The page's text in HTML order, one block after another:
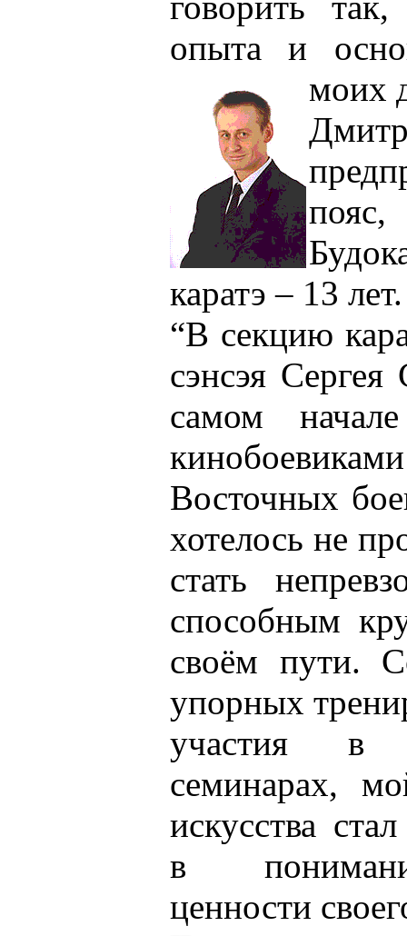
опыта и
моих
каратэ – 13 лет.
“В секцию
сэнсэя
самом
Восточных
хотелось не
стать
способным
своём пути.
упорных
участия в
семинарах,
искусства
в
ценности